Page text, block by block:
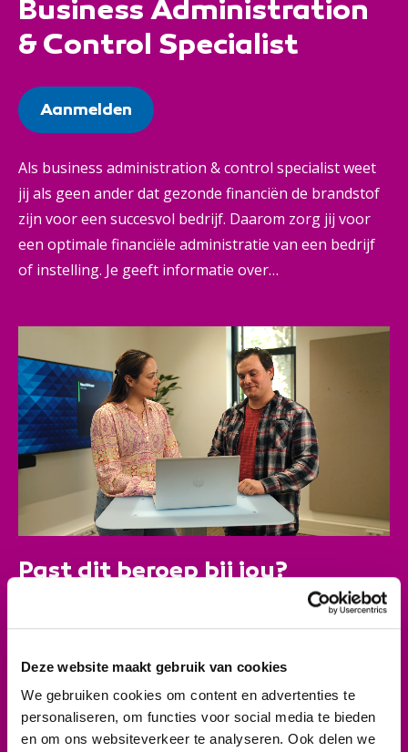
Deze website maakt gebruik van cookies
We gebruiken cookies om content en advertenties te
personaliseren, om functies voor social media te bieden
en om ons websiteverkeer te analyseren. Ook delen we
Business Administration
& Control Specialist
Aanmelden
Als business administration & control specialist weet
jij als geen ander dat gezonde financiën de brandstof
zijn voor een succesvol bedrijf. Daarom zorg jij voor
een optimale financiële administratie van een bedrijf
of instelling. Je geeft informatie over
ervoor dat alle geldstromen op orde zijn. Bovendien
herken je knelpunten en maak je verbetervoorstellen.
Zo draag je bij aan betere bedrijfsvoering, haal je
meer uit mensen en middelen en help je jouw
organisatie belangrijke kansen pakken.
Past dit beroep bij jou?
Je houdt van cijfers en financiële systemen. Je bent
punctueel, nauwkeurig en maakt graag tabellen en
grafieken. Daarnaast ben je verantwoordelijk en pas
je regels correct toe. Je stelt je klantgericht op en je
kunt je inleven in de wensen van crediteuren,
debiteuren en interne klanten binnen je eigen bedrijf.